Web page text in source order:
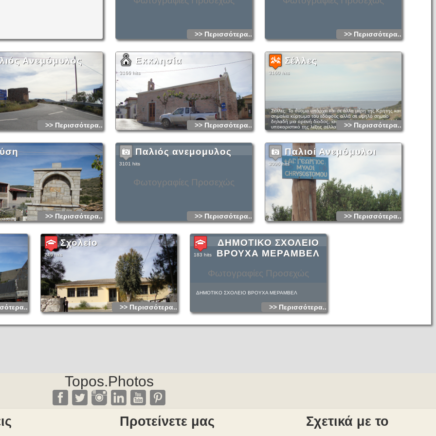
>> Περισσότερα... >> Περισσότερα...
Ανεμόμυλος
>> Περισσότερα...
Εκκλησία
3166 hits
>> Περισσότερα...
Σέλλες
3160 hits
Σέλλες: Το όνομα υπάρχει και σε άλλα μέρη της Κρήτης και
σημαίνει κύρτωμα του εδάφους αλλά σε υψηλό σημείο
δηλαδή μια ορεινή δίοδος, ίσως από το μεσαιωνικό σελλίον,
υποκοριστικό της λέξης σέλλα. Απογράφεται σαν Σέλλαις το
1881 με πληθυσμό 252 κατοίκους και ανήκε στο Δήμο
>> Περισσότερα...
>> Περισσότερα...
Φωτογραφίες Προσεχώς
Παλιός ανεμομυλος
3101 hits
>> Περισσότερα...
Παλιοί Ανεμόμυλοι
3096 hits
>> Περισσότερα...
Σχολείο
249 hits
>> Περισσότερα...
Φωτογραφίες Προσεχώς
ΔΗΜΟΤΙΚΟ ΣΧΟΛΕΙΟ
ΒΡΟΥΧΑ ΜΕΡΑΜΒΕΛ
183 hits
ΔΗΜΟΤΙΚΟ ΣΧΟΛΕΙΟ ΒΡΟΥΧΑ ΜΕΡΑΜΒΕΛ
>> Περισσότερα...
Topos.Photos
Προτείνετε μας
Σχετικά με το